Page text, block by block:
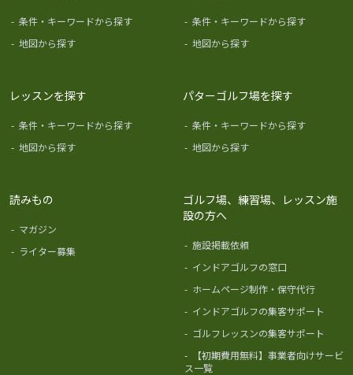
- 条件・キーワードから探す
- 地図から探す
- 条件・キーワードから探す
- 地図から探す
レッスンを探す
- 条件・キーワードから探す
- 地図から探す
パターゴルフ場を探す
- 条件・キーワードから探す
- 地図から探す
読みもの
- マガジン
- ライター募集
ゴルフ場、練習場、レッスン施
設の方へ
- 施設掲載依頼
- インドアゴルフの窓口
- ホームページ制作・保守代行
- インドアゴルフの集客サポート
- ゴルフレッスンの集客サポート
-
【初期費用無料】事業者向けサービ
ス一覧